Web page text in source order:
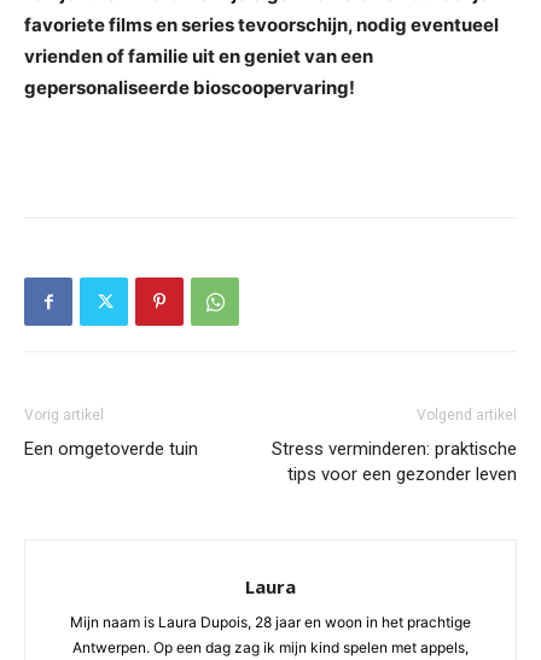
favoriete films en series tevoorschijn, nodig eventueel
vrienden of familie uit en geniet van een
gepersonaliseerde bioscoopervaring!
Vorig artikel
Een omgetoverde tuin
Volgend artikel
Stress verminderen: praktische
tips voor een gezonder leven
Laura
Mijn naam is Laura Dupois, 28 jaar en woon in het prachtige
Antwerpen. Op een dag zag ik mijn kind spelen met appels,